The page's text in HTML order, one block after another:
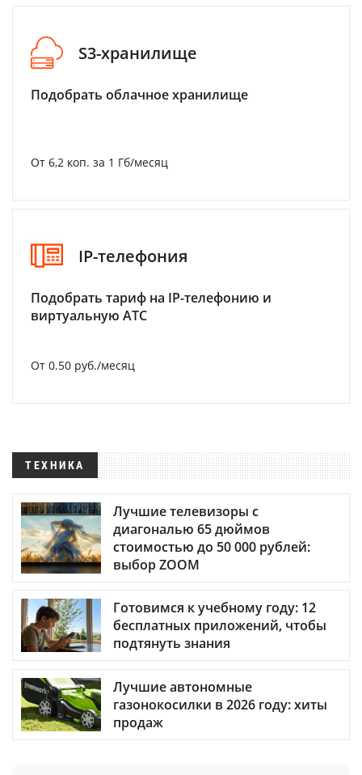
S3-хранилище
Подобрать облачное хранилище
От 6,2 коп. за 1 Гб/месяц
IP-телефония
Подобрать тариф на IP-телефонию и
виртуальную АТС
От 0.50 руб./месяц
ТЕХНИКА
Лучшие телевизоры с
диагональю 65 дюймов
стоимостью до 50 000 рублей:
выбор ZOOM
Готовимся к учебному году: 12
бесплатных приложений, чтобы
подтянуть знания
Лучшие автономные
газонокосилки в 2026 году: хиты
продаж